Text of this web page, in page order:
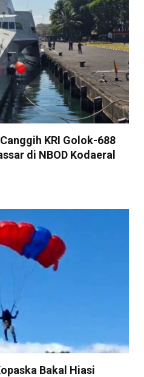
KRI Golok-688
di NBOD Kodaeral
Bakal Hiasi